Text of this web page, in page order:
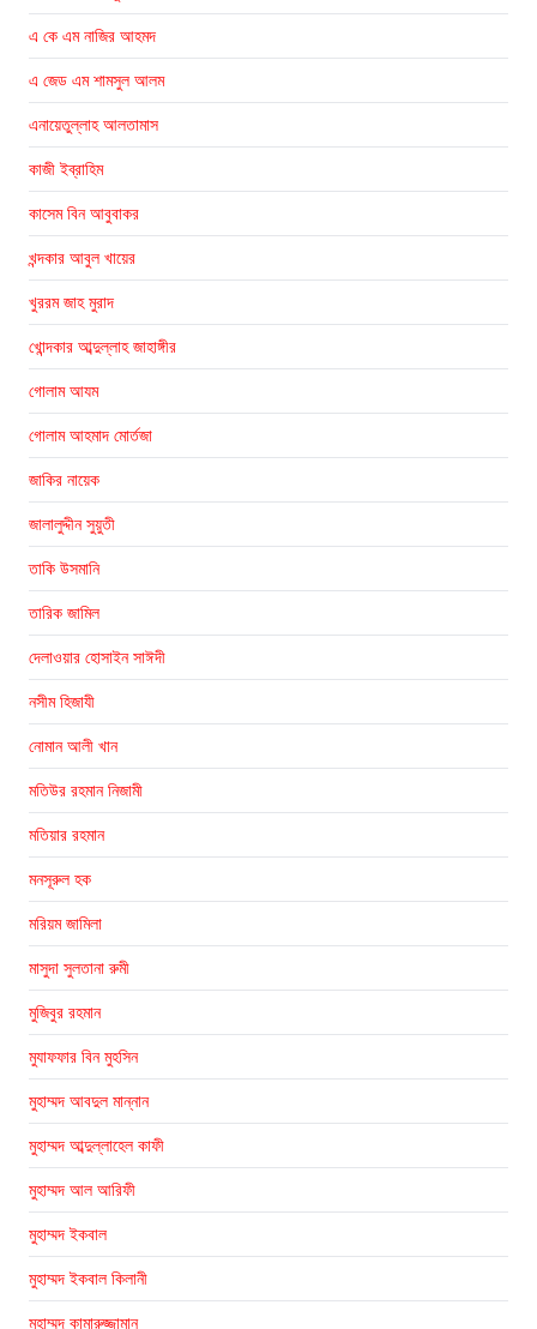
এ কে এম নাজির আহমদ
এ জেড এম শামসুল আলম
এনায়েতুল্লাহ আলতামাস
কাজী ইব্রাহিম
কাসেম বিন আবুবাকর
খন্দকার আবুল খায়ের
খুররম জাহ মুরাদ
খোন্দকার আব্দুল্লাহ জাহাঙ্গীর
গোলাম আযম
গোলাম আহমাদ মোর্তজা
জাকির নায়েক
জালালুদ্দীন সুয়ুতী
তাকি উসমানি
তারিক জামিল
দেলাওয়ার হোসাইন সাঈদী
নসীম হিজাযী
নোমান আলী খান
মতিউর রহমান নিজামী
মতিয়ার রহমান
মনসূরুল হক
মরিয়ম জামিলা
মাসুদা সুলতানা রুমী
মুজিবুর রহমান
মুযাফফার বিন মুহসিন
মুহাম্মদ আবদুল মান্নান
মুহাম্মদ আব্দুল্লাহেল কাফী
মুহাম্মদ আল আরিফী
মুহাম্মদ ইকবাল
মুহাম্মদ ইকবাল কিলানী
মুহাম্মদ কামারুজ্জামান